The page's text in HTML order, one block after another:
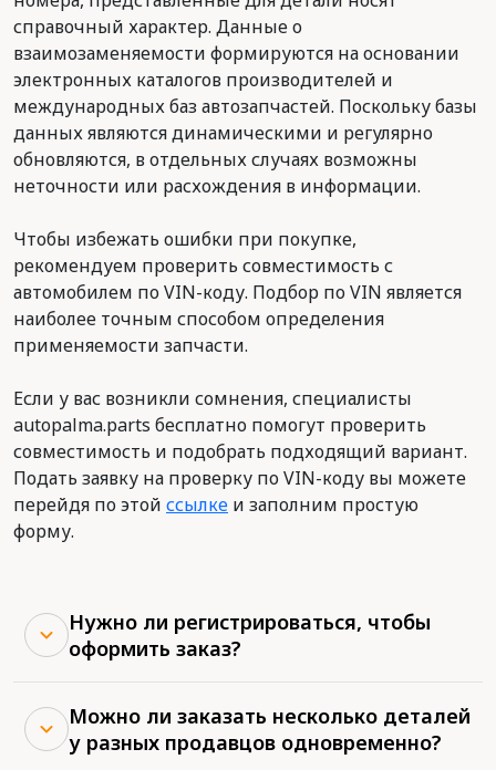
справочный характер. Данные о
взаимозаменяемости формируются на основании
электронных каталогов производителей и
международных баз автозапчастей. Поскольку базы
данных являются динамическими и регулярно
обновляются, в отдельных случаях возможны
неточности или расхождения в информации.
Чтобы избежать ошибки при покупке,
рекомендуем проверить совместимость с
автомобилем по VIN-коду. Подбор по VIN является
наиболее точным способом определения
применяемости запчасти.
Если у вас возникли сомнения, специалисты
autopalma.parts бесплатно помогут проверить
совместимость и подобрать подходящий вариант.
Подать заявку на проверку по VIN-коду вы можете
перейдя по этой ссылке и заполним простую
форму.
Нужно ли регистрироваться, чтобы
оформить заказ?
Можно ли заказать несколько деталей
у разных продавцов одновременно?